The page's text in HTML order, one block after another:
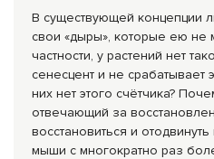
В существующей концепции
свои «дыры», которые ею не
частности, у растений нет
сенесцент и не срабатывает
них нет этого счётчика?
отвечающий за
восстановиться и
мыши с многократно раз